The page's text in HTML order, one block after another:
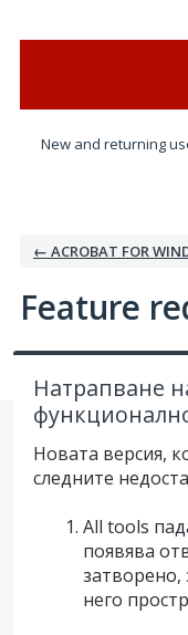
New and returning
← ACROBAT FOR
Feature
Натрапване
Новата версия,
следните
All tools
появява
затворено,
него